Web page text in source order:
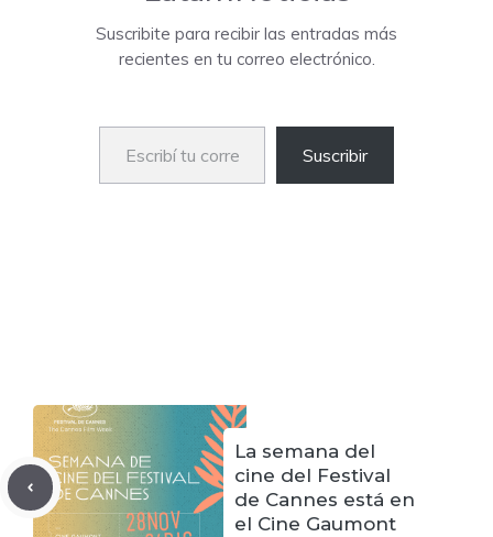
Suscribite para recibir las entradas más
recientes en tu correo electrónico.
Escribí tu correo electrónico…
Suscribir
La semana del
cine del Festival
de Cannes está en
el Cine Gaumont